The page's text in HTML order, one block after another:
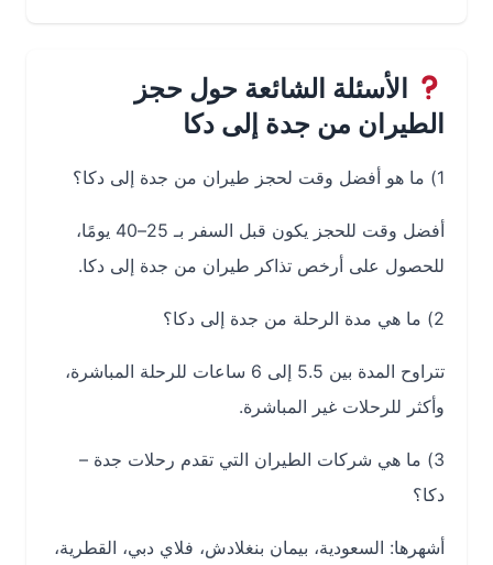
الأسئلة الشائعة حول حجز
الطيران من جدة إلى دكا
أفضل وقت للحجز يكون قبل السفر بـ 25–40 يومًا،
للحصول على أرخص تذاكر طيران من جدة إلى دكا.
تتراوح المدة بين 5.5 إلى 6 ساعات للرحلة المباشرة،
وأكثر للرحلات غير المباشرة.
3) ما هي شركات الطيران التي تقدم رحلات جدة –
أشهرها: السعودية، بيمان بنغلادش، فلاي دبي، القطرية،